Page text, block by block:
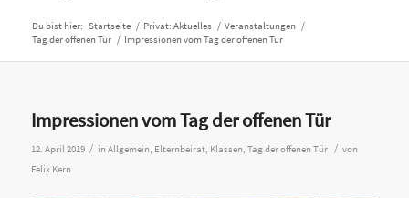
Du bist hier: Startseite / Privat: Aktuelles / Veranstaltungen /
Tag der offenen Tür / Impressionen vom Tag der offenen Tür
Impressionen vom Tag der offenen Tür
12. April 2019 / in Allgemein, Elternbeirat, Klassen, Tag der offenen Tür / von
Felix Kern